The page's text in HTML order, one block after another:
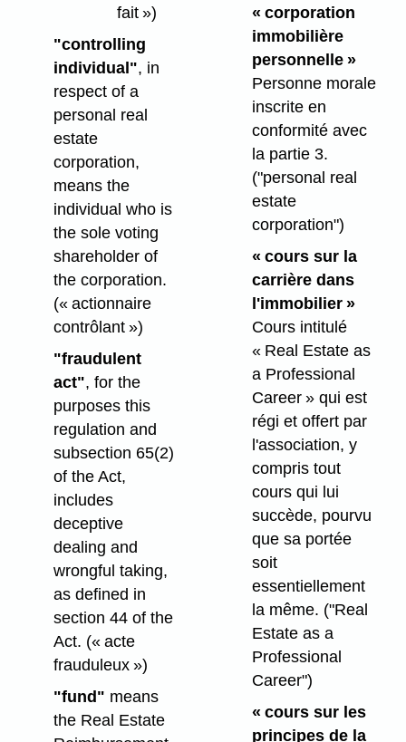
fait »)
"controlling
individual", in
respect of a
personal real
estate
corporation,
means the
individual who is
the sole voting
shareholder of
the corporation.
(« actionnaire
contrôlant »)
"fraudulent
act", for the
purposes this
regulation and
subsection 65(2)
of the Act,
includes
deceptive
dealing and
wrongful taking,
as defined in
section 44 of the
Act. (« acte
frauduleux »)
"fund" means
the Real Estate
« corporation
immobilière
personnelle »
Personne morale
inscrite en
conformité avec
la partie 3.
("personal real
estate
corporation")
« cours sur la
carrière dans
l'immobilier »
Cours intitulé
« Real Estate as
a Professional
Career » qui est
régi et offert par
l'association, y
compris tout
cours qui lui
succède, pourvu
que sa portée
soit
essentiellement
la même. ("Real
Estate as a
Professional
Career")
« cours sur les
principes de la